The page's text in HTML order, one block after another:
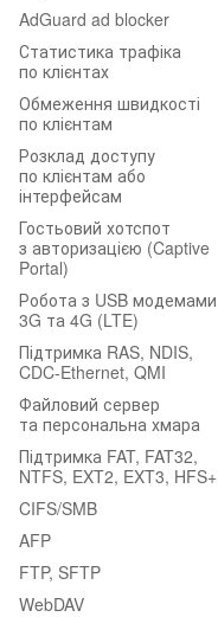
AdGuard ad blocker
Статистика трафіка
по клієнтах
Обмеження швидкості
по клієнтам
Розклад доступу
по клієнтам або
інтерфейсам
Гостьовий хотспот
з авторизацією (Captive
Portal)
Робота з USB модемами
3G та 4G (LTE)
Підтримка RAS, NDIS,
CDC‑Ethernet, QMI
Файловий сервер
та персональна хмара
Підтримка FAT, FAT32,
NTFS, EXT2, EXT3, HFS+
CIFS/SMB
AFP
FTP, SFTP
WebDAV